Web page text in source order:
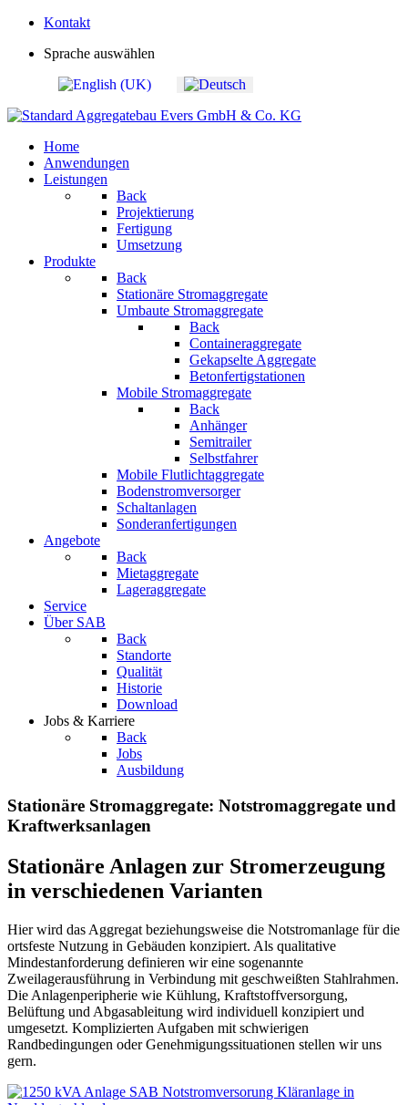
Kontakt
Sprache auswählen
Home
Anwendungen
Leistungen
Back
Projektierung
Fertigung
Umsetzung
Produkte
Back
Stationäre Stromaggregate
Umbaute Stromaggregate
Back
Containeraggregate
Gekapselte Aggregate
Betonfertigstationen
Mobile Stromaggregate
Back
Anhänger
Semitrailer
Selbstfahrer
Mobile Flutlichtaggregate
Bodenstromversorger
Schaltanlagen
Sonderanfertigungen
Angebote
Back
Mietaggregate
Lageraggregate
Service
Über SAB
Back
Standorte
Qualität
Historie
Download
Jobs & Karriere
Back
Jobs
Ausbildung
Stationäre Stromaggregate: Notstromaggregate und
Kraftwerksanlagen
Stationäre Anlagen zur Stromerzeugung
in verschiedenen Varianten
Hier wird das Aggregat beziehungsweise die Notstromanlage für die
ortsfeste Nutzung in Gebäuden konzipiert. Als qualitative
Mindestanforderung definieren wir eine sogenannte
Zweilagerausführung in Verbindung mit geschweißten Stahlrahmen.
Die Anlagenperipherie wie Kühlung, Kraftstoffversorgung,
Belüftung und Abgasableitung wird individuell konzipiert und
umgesetzt. Komplizierten Aufgaben mit schwierigen
Randbedingungen oder Genehmigungssituationen stellen wir uns
gern.